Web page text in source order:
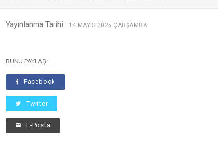
Yayınlanma Tarihi : 14 MAYIS 2025 ÇARŞAMBA
BUNU PAYLAŞ:
Facebook
Twitter
E-Posta